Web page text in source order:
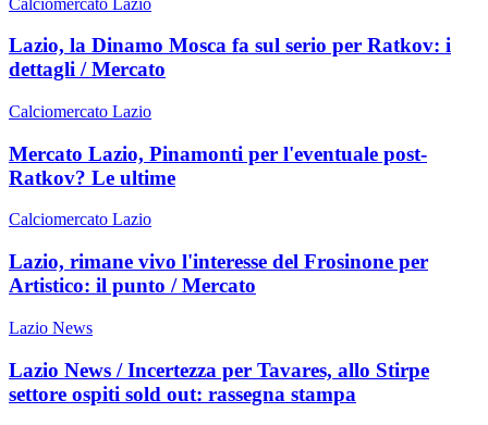
Lazio, la Dinamo Mosca fa sul serio per Ratkov: i
dettagli / Mercato
Calciomercato Lazio
Mercato Lazio, Pinamonti per l'eventuale post-
Ratkov? Le ultime
Calciomercato Lazio
Lazio, rimane vivo l'interesse del Frosinone per
Artistico: il punto / Mercato
Lazio News
Lazio News / Incertezza per Tavares, allo Stirpe
settore ospiti sold out: rassegna stampa